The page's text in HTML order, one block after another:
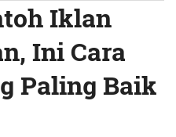
Iklan
Ini Cara
Paling Baik